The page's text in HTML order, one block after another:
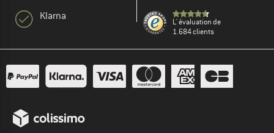
Klarna
L' évaluation de
1.684 clients